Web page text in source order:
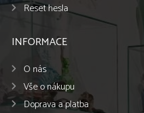
Reset hesla
INFORMACE
O nás
Vše o nákupu
Doprava a platba